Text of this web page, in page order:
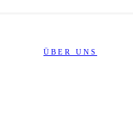
ÜBER UNS